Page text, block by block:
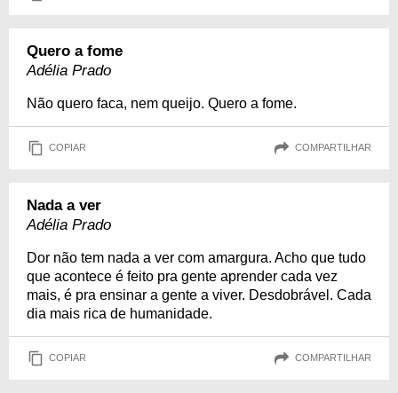
Quero a fome
Adélia Prado
Não quero faca, nem queijo. Quero a fome.
COPIAR COMPARTILHAR
Nada a ver
Adélia Prado
Dor não tem nada a ver com amargura. Acho que tudo
que acontece é feito pra gente aprender cada vez
mais, é pra ensinar a gente a viver. Desdobrável. Cada
dia mais rica de humanidade.
COPIAR COMPARTILHAR